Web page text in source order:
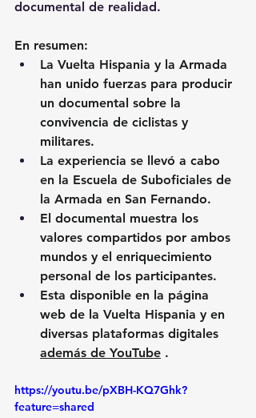
documental de realidad.
En resumen:
La Vuelta Hispania y la Armada
han unido fuerzas para producir
un documental sobre la
convivencia de ciclistas y
militares.
La experiencia se llevó a cabo
en la Escuela de Suboficiales de
la Armada en San Fernando.
El documental muestra los
valores compartidos por ambos
mundos y el enriquecimiento
personal de los participantes.
Esta disponible en la página
web de la Vuelta Hispania y en
diversas plataformas digitales
además de YouTube .
https://youtu.be/pXBH-KQ7Ghk?
feature=shared